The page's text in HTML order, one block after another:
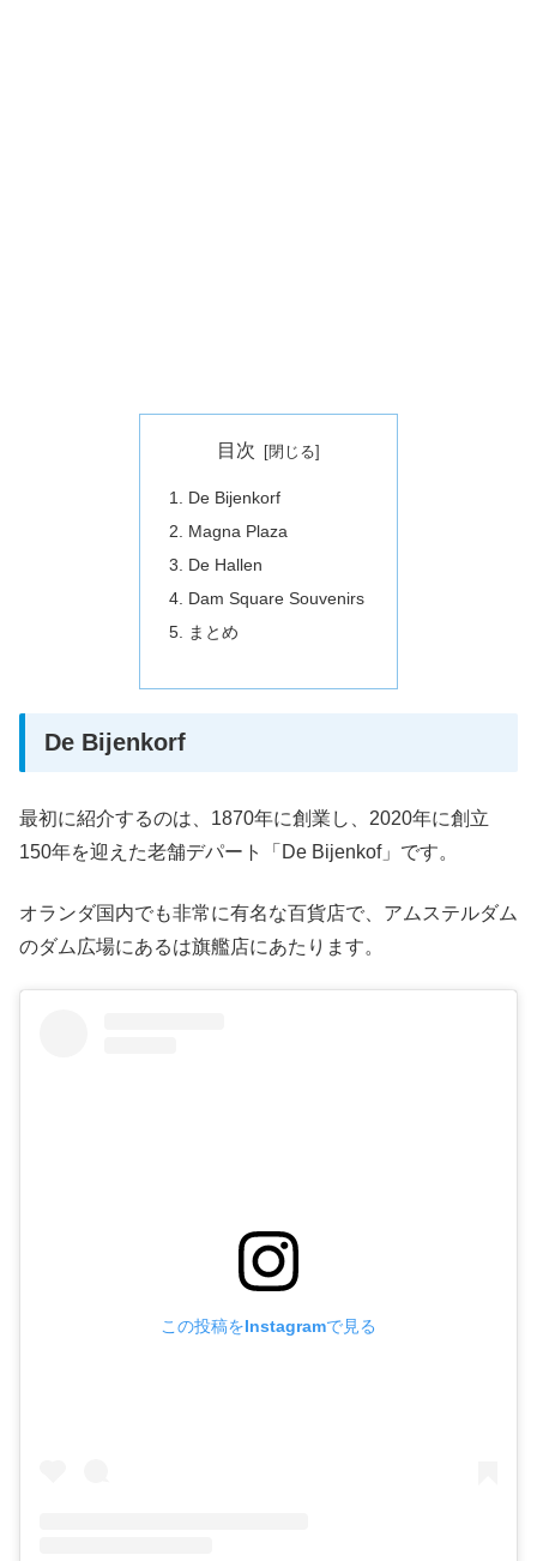
目次
De Bijenkorf
Magna Plaza
De Hallen
Dam Square Souvenirs
まとめ
De Bijenkorf
最初に紹介するのは、1870年に創業し、2020年に創立
150年を迎えた老舗デパート「De Bijenkof」です。
オランダ国内でも非常に有名な百貨店で、アムステルダム
のダム広場にあるは旗艦店にあたります。
この投稿をInstagramで見る